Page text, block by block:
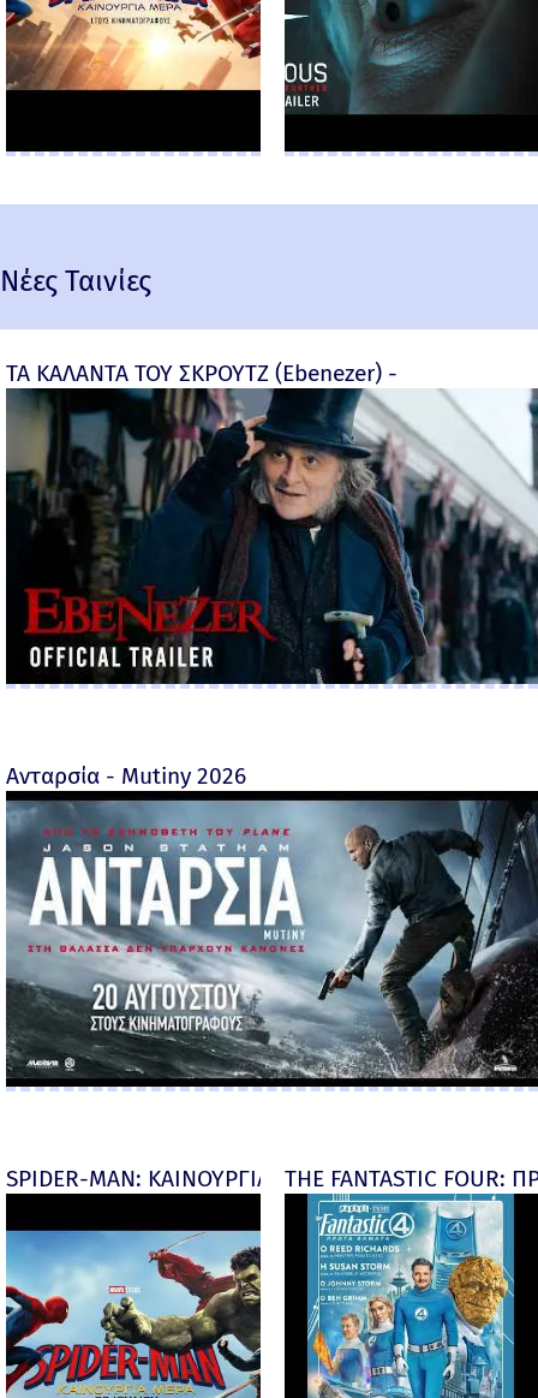
Νέες Ταινίες
ΤΑ ΚΑΛΑΝΤΑ ΤΟΥ ΣΚΡΟΥΤΖ (Ebenezer) -
Ανταρσία - Mutiny 2026
SPIDER-MAN: ΚΑΙΝΟΥΡΓΙΑ ΜΕΡΑ (Spider-Man:
THE FANTASTIC